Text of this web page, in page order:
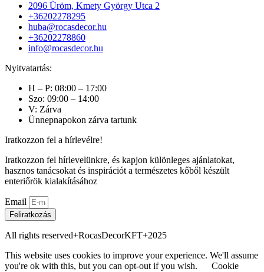
2096 Üröm, Kmety György Utca 2
+36202278295
huba@rocasdecor.hu
+36202278860
info@rocasdecor.hu
Nyitvatartás:
H – P: 08:00 – 17:00
Szo: 09:00 – 14:00
V: Zárva
Ünnepnapokon zárva tartunk
Iratkozzon fel a hírlevélre!
Iratkozzon fel hírlevelünkre, és kapjon különleges ajánlatokat,
hasznos tanácsokat és inspirációt a természetes kőből készült
enteriőrök kialakításához
Email
Feliratkozás
All rights reserved+RocasDecorKFT+2025
This website uses cookies to improve your experience. We'll assume
you're ok with this, but you can opt-out if you wish.
Cookie